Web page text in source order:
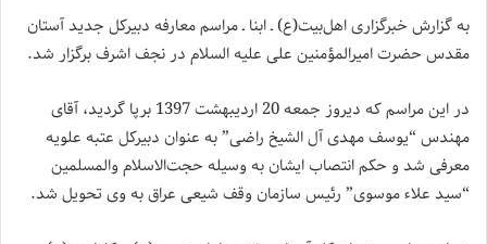
به گزارش خبرگزاری اهل‌بیت(ع) ـ ابنا ـ مراسم معارفه دبیرکل جدید آستان
مقدس حضرت امیرالمؤمنین علی علیه السلام در نجف اشرف برگزار شد.
در این مراسم که دیروز جمعه 20 اردیبهشت 1397 برپا گردید، آقای
مهندس “یوسف مهدی آل الشیخ راضی” به عنوان دبیرکل عتبه علويه
معرفی شد و حکم انتصاب ايشان به وسیله حجت‌الاسلام والمسلمین
“سيد علاء موسوى” رئيس سازمان وقف شيعى عراق به وی تحویل شد.